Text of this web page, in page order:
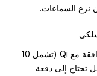
نزع السماعات.
لا تفوّت أي لحظة مع بطارية تدوم 40 ساعة متوافقة مع Qi (تشمل 10
العلبة). هل تحتاج إلى دفعة